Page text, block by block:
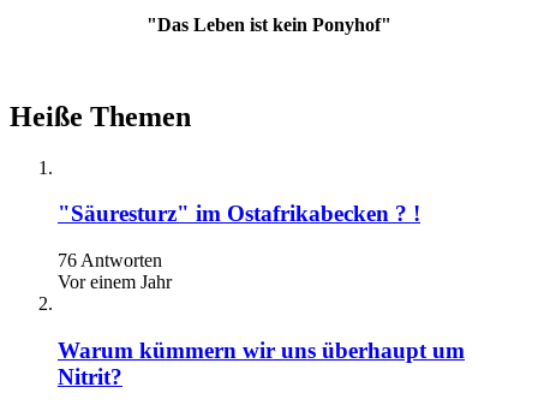
"Das Leben ist kein Ponyhof"
Heiße Themen
"Säuresturz" im Ostafrikabecken ? !
76 Antworten
Vor einem Jahr
Warum kümmern wir uns überhaupt um
Nitrit?